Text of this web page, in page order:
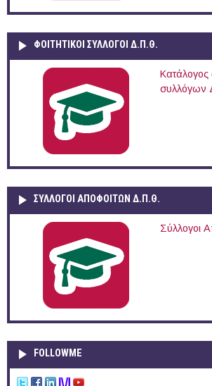
ΦΟΙΤΗΤΙΚΟΙ ΣΥΛΛΟΓΟΙ Δ.Π.Θ.
Κατάλογος
συλλόγων
ΣΥΛΛΟΓΟΙ ΑΠΟΦΟΙΤΩΝ Δ.Π.Θ.
Σύλλογοι
FOLLOWME